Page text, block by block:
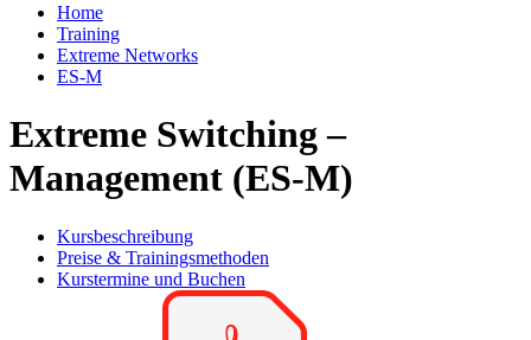
Home
Training
Extreme Networks
ES-M
Extreme Switching –
Management (ES-M)
Kursbeschreibung
Preise & Trainingsmethoden
Kurstermine und Buchen